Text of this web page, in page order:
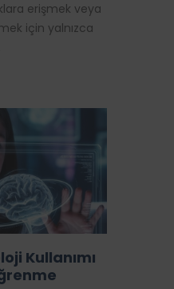
erişmek veya
için yalnızca
Kullanımı